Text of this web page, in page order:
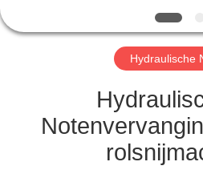
NIEUWS
GEVALLEN
VRAAG
EEN
OFFERTE
Hydraulische